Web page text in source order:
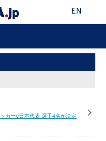
EN
カーe日本代表 選手4名が決定